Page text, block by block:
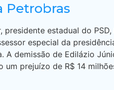
Petrobras
presidente estadual do
especial da
demissão de Edilázio
prejuízo de R$ 14